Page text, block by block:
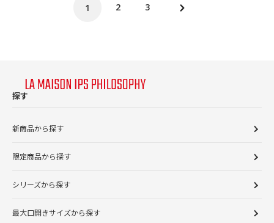
1 2 3
次
探す
新商品から探す
限定商品から探す
シリーズから探す
最大口開きサイズから探す